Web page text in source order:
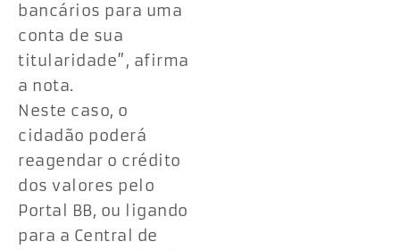
bancários para uma
conta de sua
titularidade”, afirma
a nota.
Neste caso, o
cidadão poderá
reagendar o crédito
dos valores pelo
Portal BB, ou ligando
para a Central de